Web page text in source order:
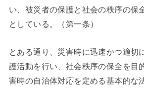
い、被災者の保護と社会の秩序の保
としている。（第一条）
とある通り、災害時に迅速かつ適切
護活動を行い、社会秩序の保全を目
害時の自治体対応を定める基本的な